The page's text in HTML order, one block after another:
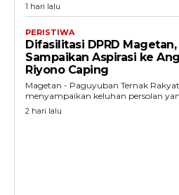
1 hari lalu
PERISTIWA
Difasilitasi DPRD
Sampaikan Aspirasi ke
Riyono Caping
Magetan - Paguyuban Ternak
menyampaikan keluhan persolan
2 hari lalu